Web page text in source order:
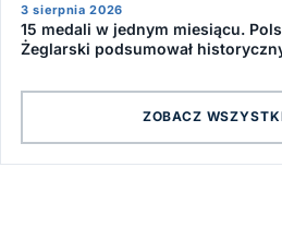
3 sierpnia 2026
15 medali w jednym miesiącu.
Żeglarski podsumował
ZOBACZ